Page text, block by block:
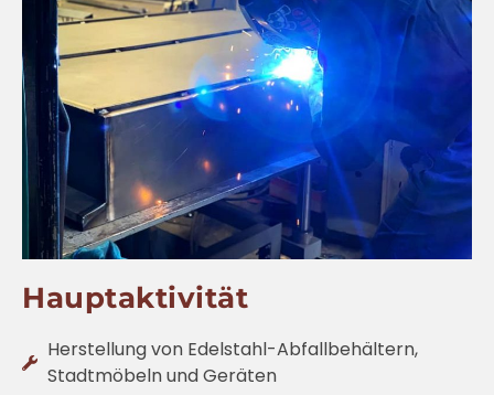
Hauptaktivität
Herstellung von Edelstahl-Abfallbehältern,
Stadtmöbeln und Geräten